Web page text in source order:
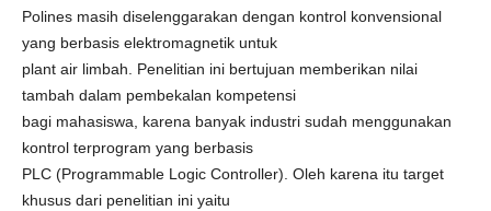
Polines masih diselenggarakan dengan kontrol konvensional
yang berbasis elektromagnetik untuk
plant air limbah. Penelitian ini bertujuan memberikan nilai
tambah dalam pembekalan kompetensi
bagi mahasiswa, karena banyak industri sudah menggunakan
kontrol terprogram yang berbasis
PLC (Programmable Logic Controller). Oleh karena itu target
khusus dari penelitian ini yaitu